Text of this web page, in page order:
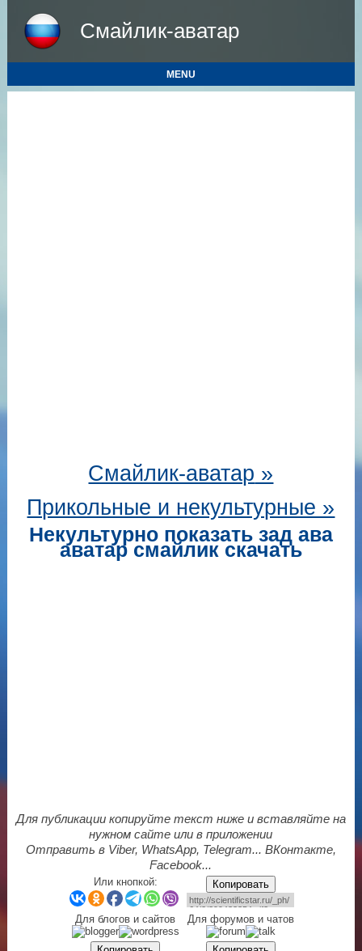
Смайлик-аватар
MENU
Смайлик-аватар »
Прикольные и некультурные »
Некультурно показать зад ава
аватар смайлик скачать
Для публикации копируйте текст ниже и вставляйте на
нужном сайте или в приложении
Отправить в Viber, WhatsApp, Telegram... ВКонтакте,
Facebook...
Или кнопкой: Копировать
Для блогов и сайтов Для форумов и чатов